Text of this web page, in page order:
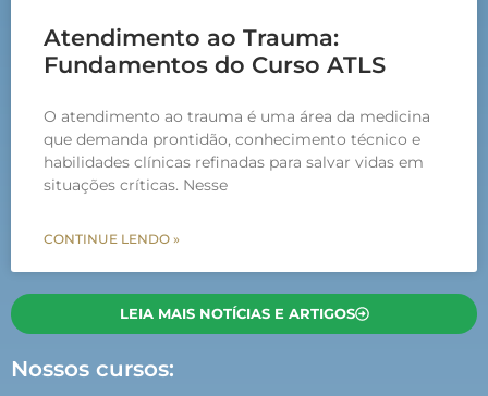
Atendimento ao Trauma:
Fundamentos do Curso ATLS
O atendimento ao trauma é uma área da medicina
que demanda prontidão, conhecimento técnico e
habilidades clínicas refinadas para salvar vidas em
situações críticas. Nesse
CONTINUE LENDO »
LEIA MAIS NOTÍCIAS E ARTIGOS
Nossos cursos: